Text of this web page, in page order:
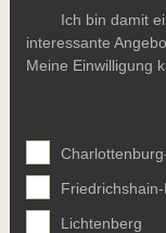
Ich bin damit
interessante
Meine Einwilligung
Lichtenberg